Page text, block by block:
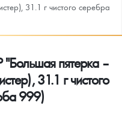
31.1 г чистого серебра
пятерка –
31.1 г чистого
999)